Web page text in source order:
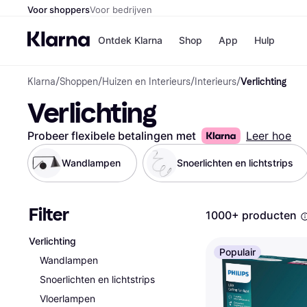
Voor shoppersVoor bedrijven
Ontdek Klarna Shop
Winkels
H&M
App Hulp
Klarna/Shoppen/Huizen en Interieurs/ Interieurs/Verlichting
Verlichting
Probeer flexibele betalingen met Leer hoe
Wandlampen Snoerlichten en lichtstrips
Filter
Verlichting
Wandlampen
Snoerlichten en lichtstrips
Vloerlampen
1000+ producten
Populair